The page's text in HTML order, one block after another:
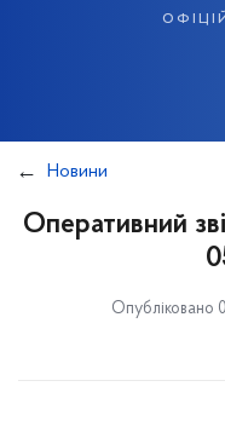
Новини
Оперативний
Опубліковано